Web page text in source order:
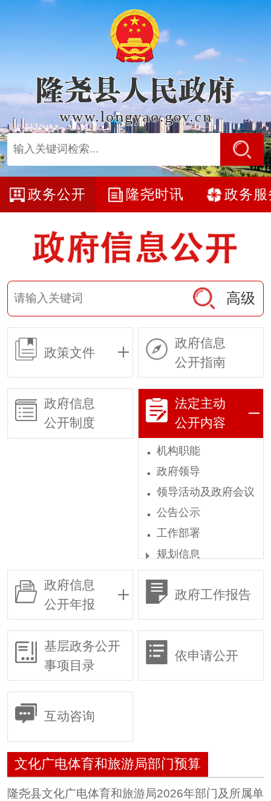
政务公开 隆尧时讯 政务服
高级
政策文件
政府信息
公开指南
政府信息
公开制度
法定主动
公开内容
机构职能
政府领导
领导活动及政府会议
公告公示
工作部署
规划信息
统计信息
权责清单
行政许可
行政复议
行政执法
建议提案
惠民惠农财政补贴专
政府信息
公开年报
政府工作报告
基层政务公开
事项目录
依申请公开
互动咨询
文化广电体育和旅游局部门预算
隆尧县文化广电体育和旅游局2026年部门及所属单